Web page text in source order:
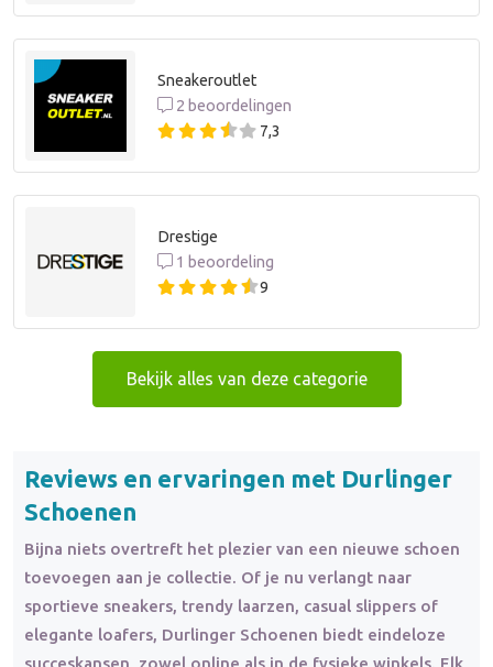
Sneakeroutlet
2 beoordelingen
7,3
Drestige
1 beoordeling
9
Bekijk alles van deze categorie
Reviews en ervaringen met Durlinger
Schoenen
Bijna niets overtreft het plezier van een nieuwe schoen
toevoegen aan je collectie. Of je nu verlangt naar
sportieve sneakers, trendy laarzen, casual slippers of
elegante loafers, Durlinger Schoenen biedt eindeloze
succeskansen, zowel online als in de fysieke winkels. Elk